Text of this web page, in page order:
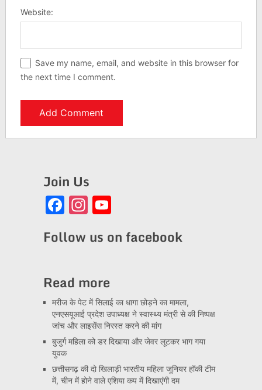
Website:
Save my name, email, and website in this browser for
the next time I comment.
Join Us
Facebook
Instagram
YouTube
Follow us on facebook
Read more
मरीज के पेट में सिलाई का धागा छोड़ने का मामला,
एनएसयूआई प्रदेश उपाध्यक्ष ने स्वास्थ्य मंत्री से की निष्पक्ष
जांच और लाइसेंस निरस्त करने की मांग
बुजुर्ग महिला को डर दिखाया और जेवर लूटकर भाग गया
युवक
छत्तीसगढ़ की दो खिलाड़ी भारतीय महिला जूनियर हॉकी टीम
में, चीन में होने वाले एशिया कप में दिखाएंगी दम